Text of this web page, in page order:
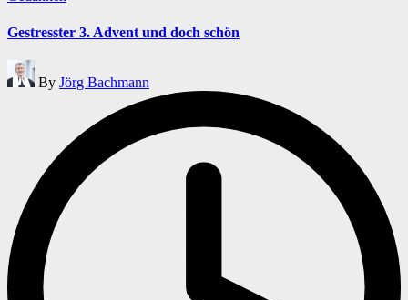
Gestresster 3. Advent und doch schön
Posted
by
By Jörg Bachmann